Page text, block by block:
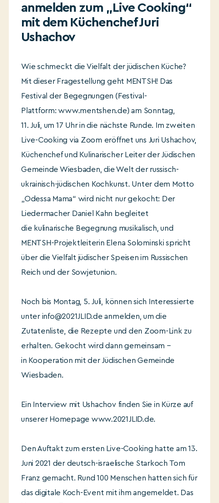
anmelden zum „Live Cooking“
mit dem Küchenchef Juri
Ushachov
Wie schmeckt die Vielfalt der jüdischen Küche?
Mit dieser Fragestellung geht MENTSH! Das
Festival der Begegnungen (Festival-
Plattform: www.mentshen.de) am Sonntag,
11. Juli, um 17 Uhr in die nächste Runde. Im zweiten
Live-Cooking via Zoom eröffnet uns Juri Ushachov,
Küchenchef und Kulinarischer Leiter der Jüdischen
Gemeinde Wiesbaden, die Welt der russisch-
ukrainisch-jüdischen Kochkunst. Unter dem Motto
„Odessa Mama“ wird nicht nur gekocht: Der
Liedermacher Daniel Kahn begleitet
die kulinarische Begegnung musikalisch, und
MENTSH-Projektleiterin Elena Solominski spricht
über die Vielfalt jüdischer Speisen im Russischen
Reich und der Sowjetunion.
Noch bis Montag, 5. Juli, können sich Interessierte
unter info@2021JLID.de anmelden, um die
Zutatenliste, die Rezepte und den Zoom-Link zu
erhalten. Gekocht wird dann gemeinsam –
in Kooperation mit der Jüdischen Gemeinde
Wiesbaden.
Ein Interview mit Ushachov finden Sie in Kürze auf
unserer Homepage www.2021JLID.de.
Den Auftakt zum ersten Live-Cooking hatte am 13.
Juni 2021 der deutsch-israelische Starkoch Tom
Franz gemacht. Rund 100 Menschen hatten sich für
das digitale Koch-Event mit ihm angemeldet. Das